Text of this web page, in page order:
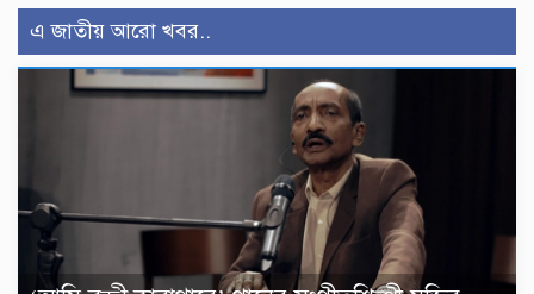
এ জাতীয় আরো খবর..